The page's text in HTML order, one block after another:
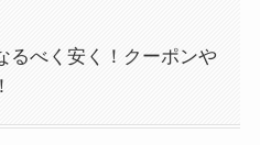
るべく安く！クーポンや